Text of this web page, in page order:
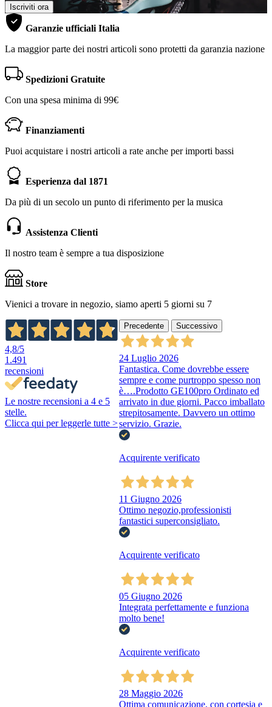
Iscriviti ora
Garanzie ufficiali Italia
La maggior parte dei nostri articoli sono protetti da garanzia nazione
Spedizioni Gratuite
Con una spesa minima di 99€
Finanziamenti
Puoi acquistare i nostri articoli a rate anche per importi bassi
Esperienza dal 1871
Da più di un secolo un punto di riferimento per la musica
Assistenza Clienti
Il nostro team è sempre a tua disposizione
Store
Vienici a trovare in negozio, siamo aperti 5 giorni su 7
4,8/5
1.491
recensioni
Le nostre recensioni a 4 e 5
stelle.
Clicca qui per leggerle tutte >
Precedente Successivo
24 Luglio 2026
Fantastica. Come dovrebbe essere
sempre e come purtroppo spesso non
è….Prodotto GE100pro Ordinato ed
arrivato in due giorni. Pacco imballato
strepitosamente. Davvero un ottimo
servizio. Grazie.
Acquirente verificato
11 Giugno 2026
Ottimo negozio,professionisti
fantastici superconsigliato.
Acquirente verificato
05 Giugno 2026
Integrata perfettamente e funziona
molto bene!
Acquirente verificato
28 Maggio 2026
Ottima comunicazione, con cortesia e